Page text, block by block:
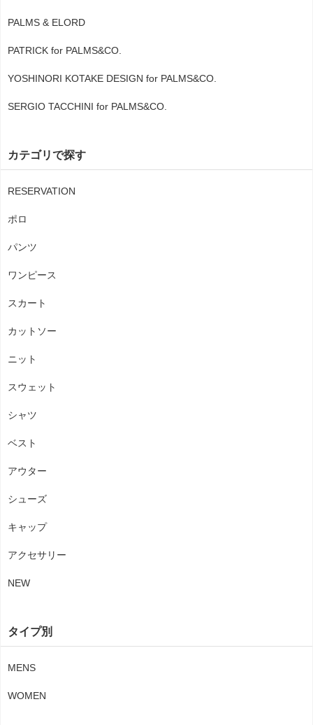
PALMS & ELORD
PATRICK for PALMS&CO.
YOSHINORI KOTAKE DESIGN for PALMS&CO.
SERGIO TACCHINI for PALMS&CO.
カテゴリで探す
RESERVATION
ポロ
パンツ
ワンピース
スカート
カットソー
ニット
スウェット
シャツ
ベスト
アウター
シューズ
キャップ
アクセサリー
NEW
タイプ別
MENS
WOMEN